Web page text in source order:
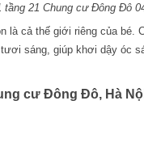
tầng 21 Chung cư Đông Đô
là cả thế giới riêng của bé.
sáng, giúp khơi dậy óc
cư Đông Đô, Hà